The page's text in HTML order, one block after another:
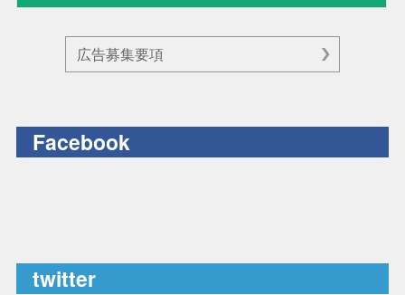
広告募集要項
Facebook
twitter